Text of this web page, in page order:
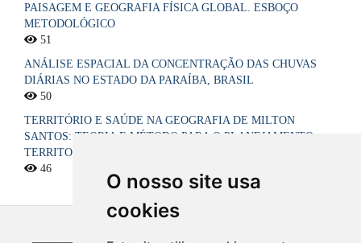
O nosso site usa
cookies
PAISAGEM E GEOGRAFIA FÍSICA GLOBAL. ESBOÇO
METODOLÓGICO
51
ANÁLISE ESPACIAL DA CONCENTRAÇÃO DAS CHUVAS
DIÁRIAS NO ESTADO DA PARAÍBA, BRASIL
50
TERRITÓRIO E SAÚDE NA GEOGRAFIA DE MILTON
SANTOS: TEORIA E MÉTODO PARA O PLANEJAMENTO
TERRITORIAL DO SISTEMA ÚNICO DE SAÚDE NO BRASIL
46